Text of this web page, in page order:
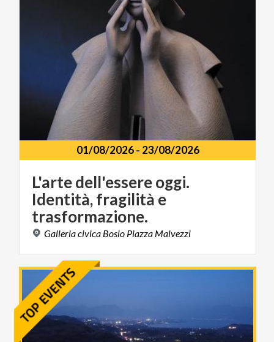
01/08/2026- 23/08/2026
L'arte dell'essere oggi.
Identità, fragilità e
trasformazione.
Galleriacivica Bosio Piazza Malvezzi